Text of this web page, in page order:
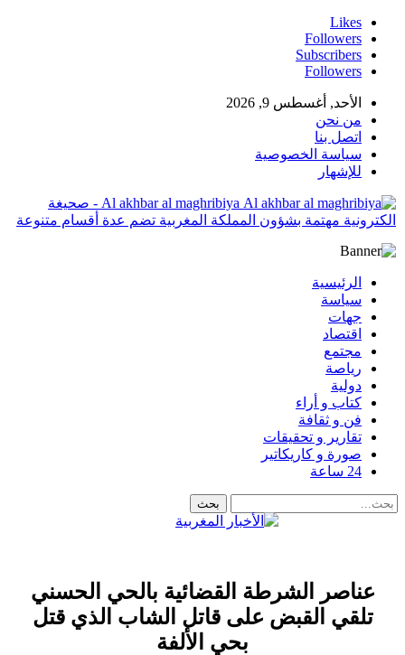
Likes
Followers
Subscribers
Followers
الأحد, أغسطس 9, 2026
من نحن
اتصل بنا
سياسة الخصوصية
للإشهار
Al akhbar al maghribiya - صحيغة
الكترونية مهتمة بشؤون المملكة المغربية تضم عدة أقسام متنوعة
الرئيسية
سياسة
جهات
اقتصاد
مجتمع
رياصة
دولية
كتاب و أراء
فن و ثقافة
تقارير و تحقيقات
صورة و كاريكاتير
24 ساعة
عناصر الشرطة القضائية بالحي الحسني
تلقي القبض على قاتل الشاب الذي قتل
بحي الألفة